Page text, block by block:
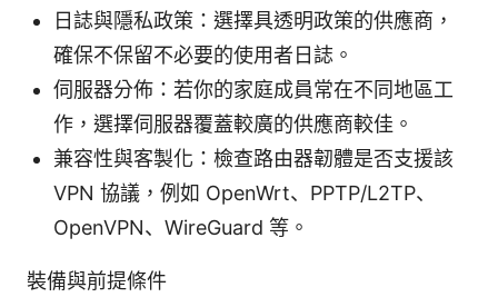
日誌與隱私政策：選擇具透明政策的供應商，
確保不保留不必要的使用者日誌。
伺服器分佈：若你的家庭成員常在不同地區工
作，選擇伺服器覆蓋較廣的供應商較佳。
兼容性與客製化：檢查路由器韌體是否支援該
VPN 協議，例如 OpenWrt、PPTP/L2TP、
OpenVPN、WireGuard 等。
裝備與前提條件